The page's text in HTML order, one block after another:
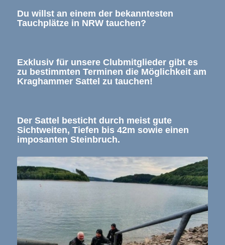
Du willst an einem der bekanntesten
Tauchplätze in NRW tauchen?
Exklusiv für unsere Clubmitglieder gibt es
zu bestimmten Terminen die Möglichkeit am
Kraghammer Sattel zu tauchen!
Der Sattel besticht durch meist gute
Sichtweiten, Tiefen bis 42m sowie einen
imposanten Steinbruch.